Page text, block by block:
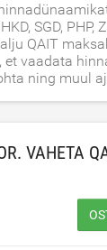
SGD, PHP,
QAIT
et vaadata
ning muul
VAHETA